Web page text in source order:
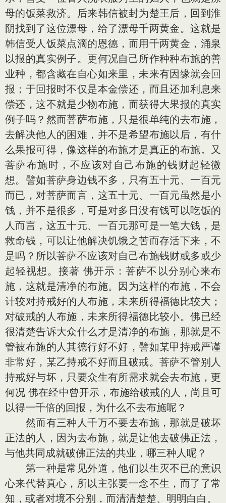
母的饭菜救济。后来韩信被封为楚王后，回到淮
阴找到了这位漂母，给了漂母千两黄金。这就是
韩信受人饭菜点滴的恩德，而用千两黄金，涌泉
以报的真实例子。更何况自己所作种种布施的善
业种，都含藏在自心如来里，未来有因缘就会回
报；于回报时不仅是本金偿还，而且还加利息来
偿还，这不就是少物布施，而获得大果报的真实
例子吗？然而菩萨布施，只是很单纯的去布施，
去解决他人的困难，并不是希望布施以后，有什
么果报可得，像这样的布施才是真正的布施。又
菩萨布施时，不应该对自己布施的钱财起轻微
想。譬如菩萨身边钱不多，只有五十元、一百元
而已，对菩萨而言，这五十元、一百元虽然是小
钱，并不是很多，可是对多日没有钱可以吃饭的
人而言，这五十元、一百元那可是一笔大钱，是
救命钱，可以让他解决饥饿之苦而存活下来，不
是吗？所以菩萨不应该对自己布施钱财或多或少
起轻视想。接著 佛开示：菩萨不以分别心来布
施，这就是清净的布施。因为这样的布施，不会
计较对持戒好的人布施，未来所得福德比较大；
对破戒的人布施，未来所得福德比较小。佛已经
很清楚告诉大众什么才是清净的布施，那就是不
管被布施的人其德行好不好，譬如某甲持戒严谨
非常好，某乙持戒不好而且破戒。菩萨不管别人
持戒好与坏，只要众生有所需求就会去布施，更
何况 佛在经中曾开示，布施给破戒的人，尚且可
以得一千倍的回报，为什么不去布施呢？
然而有三种人千万不要去布施，那就是破坏
正法的人，因为去布施，就是让他去破佛正法，
与他共同成就破佛正法的共业，哪三种人呢？
第一种是常见外道，他们以生灭不已的意识
心来代替真心，所以主张要一念不生，而了了常
知，或者对境不分别，而清清楚楚、明明白白。